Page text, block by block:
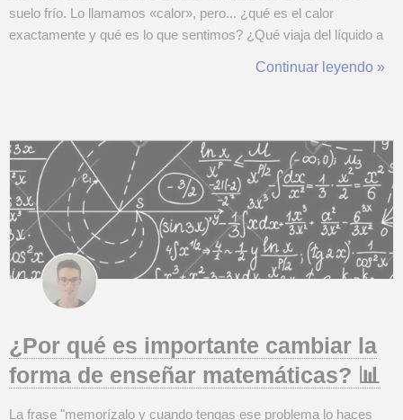
suelo frío. Lo llamamos «calor», pero... ¿qué es el calor
exactamente y qué es lo que sentimos? ¿Qué viaja del líquido a
más que la madera aunque estén a la misma temperatura?
Continuar leyendo »
¿Por qué es importante cambiar la
forma de enseñar matemáticas? 📊
La frase "memorízalo y cuando tengas ese problema lo haces